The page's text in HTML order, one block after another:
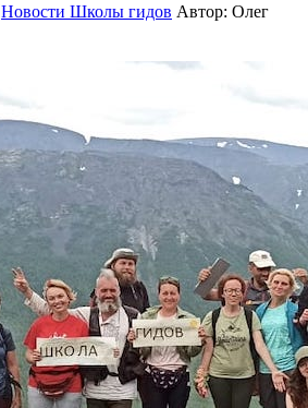
Новости Школы гидов Автор: Олег